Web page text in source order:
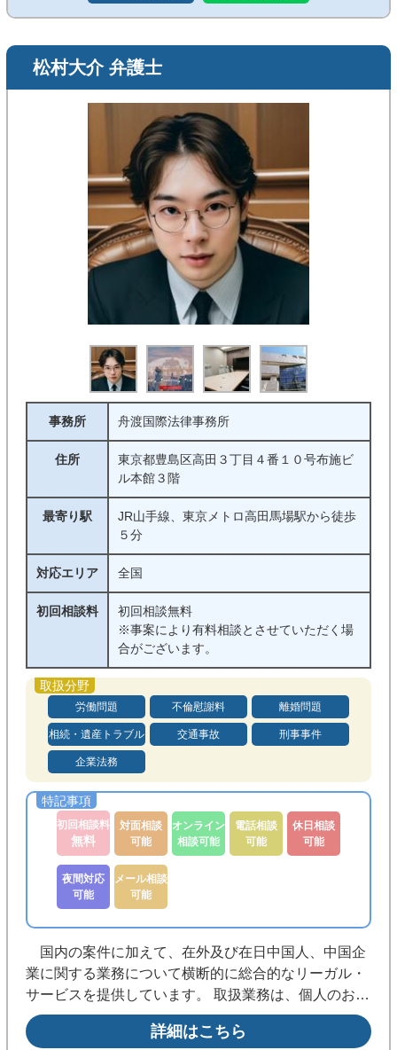
松村大介 弁護士
事務所 舟渡国際法律事務所
住所
東京都豊島区高田３丁目４番１０号布施ビ
ル本館３階
最寄り駅
JR山手線、東京メトロ高田馬場駅から徒歩
５分
対応エリア 全国
初回相談料
初回相談無料
※事案により有料相談とさせていただく場
合がございます。
労働問題 不倫慰謝料 離婚問題
相続・遺産トラブル 交通事故 刑事事件
企業法務
初回相談料
無料
対面相談
可能
オンライン
相談可能
電話相談
可能
休日相談
可能
夜間対応
可能
メール相談
可能
国内の案件に加えて、在外及び在日中国人、中国企
業に関する業務について横断的に総合的なリーガル・
サービスを提供しています。 取扱業務は、個人のお客
様からは一般民事、刑事、債権回収、投資紛争等、企
業のお客様から労務、取引紛争、知的財産、対中進出
詳細はこちら